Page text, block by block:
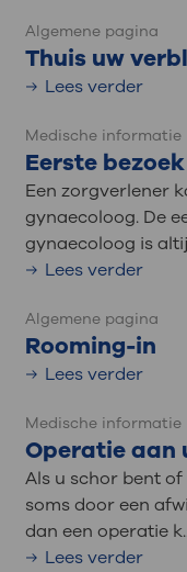
Algemene pagina
Thuis uw
Lees verder
Medische informatie
Eerste
Een zorgverlener
gynaecoloog. De
gynaecoloog is
Lees verder
Algemene pagina
Rooming-in
Lees verder
Medische informatie
Operatie aan
Als u schor bent
soms door een
dan een operatie
Lees verder